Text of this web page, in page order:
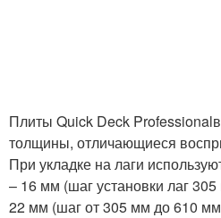
Плиты Quick Deck
толщины, отличающиеся
При укладке на лаги
– 16 мм (шаг установки лаг
22 мм (шаг от 305 мм до 610